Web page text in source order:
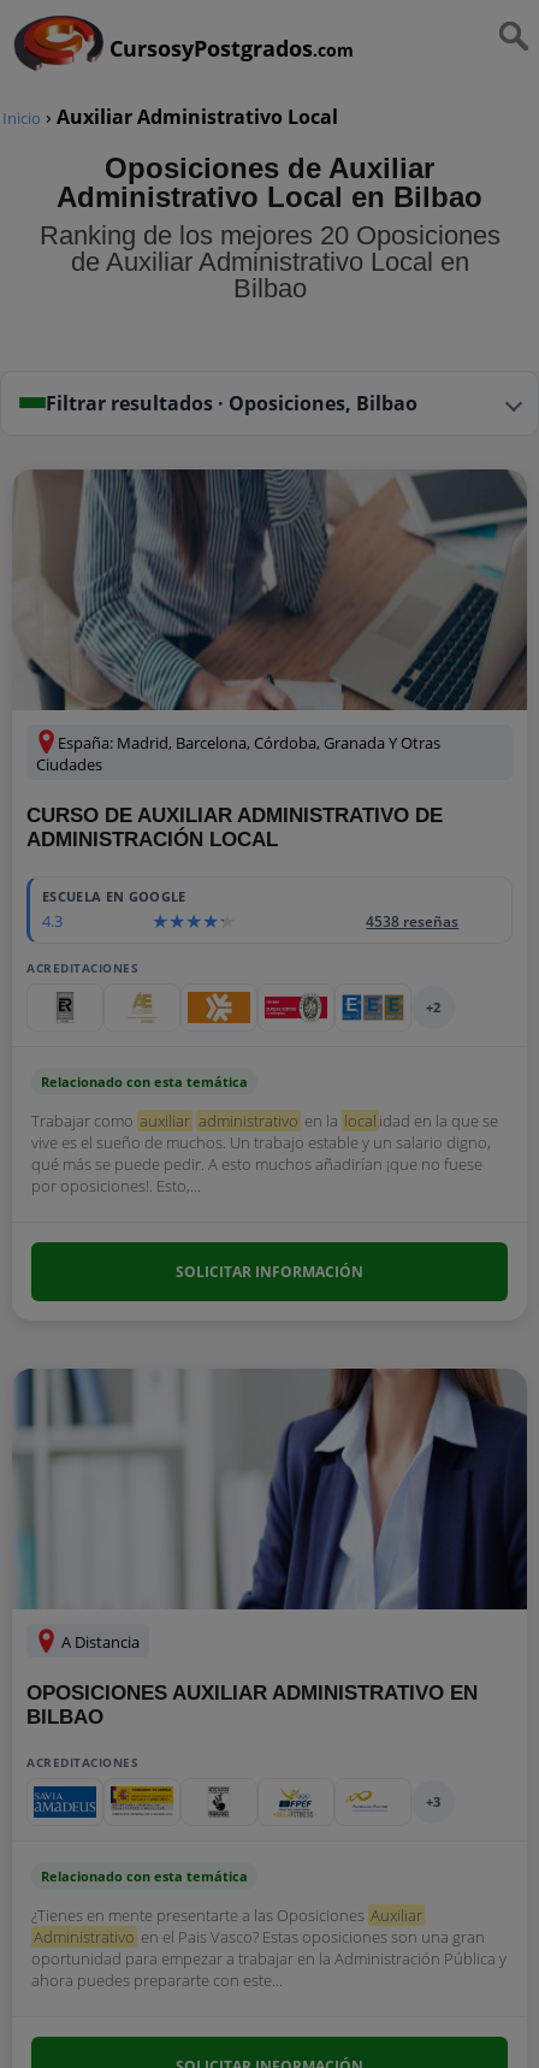
CursosyPostgrados.com
Inicio › Auxiliar Administrativo Local
Oposiciones de Auxiliar
Administrativo Local en Bilbao
Ranking de los mejores 20 Oposiciones
de Auxiliar Administrativo Local en
Bilbao
Filtrar resultados · Oposiciones, Bilbao
España: Madrid, Barcelona, Córdoba, Granada Y Otras
Ciudades
CURSO DE AUXILIAR ADMINISTRATIVO DE
ADMINISTRACIÓN LOCAL
ESCUELA EN GOOGLE
4.3 4538 reseñas
ACREDITACIONES
+2
Relacionado con esta temática
Trabajar como auxiliar administrativo en la local idad en la que se
vive es el sueño de muchos. Un trabajo estable y un salario digno,
qué más se puede pedir. A esto muchos añadirían ¡que no fuese
por oposiciones!. Esto,...
SOLICITAR INFORMACIÓN
A Distancia
OPOSICIONES AUXILIAR ADMINISTRATIVO EN
BILBAO
ACREDITACIONES
+3
Relacionado con esta temática
¿Tienes en mente presentarte a las Oposiciones Auxiliar
Administrativo en el Pais Vasco? Estas oposiciones son una gran
oportunidad para empezar a trabajar en la Administración Pública y
ahora puedes prepararte con este...